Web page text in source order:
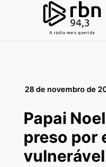
28 de novembro de
Papai
preso por
vulnerável